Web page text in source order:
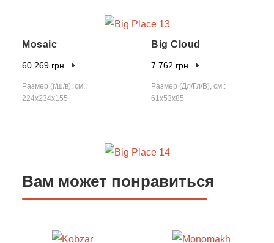
Mosaic
60 269 грн.
Размер (г/ш/в), см.:
224x234x155
Big Cloud
7 762 грн.
Размер (Дл/Гл/В), см.:
61x53x85
Вам может понравиться